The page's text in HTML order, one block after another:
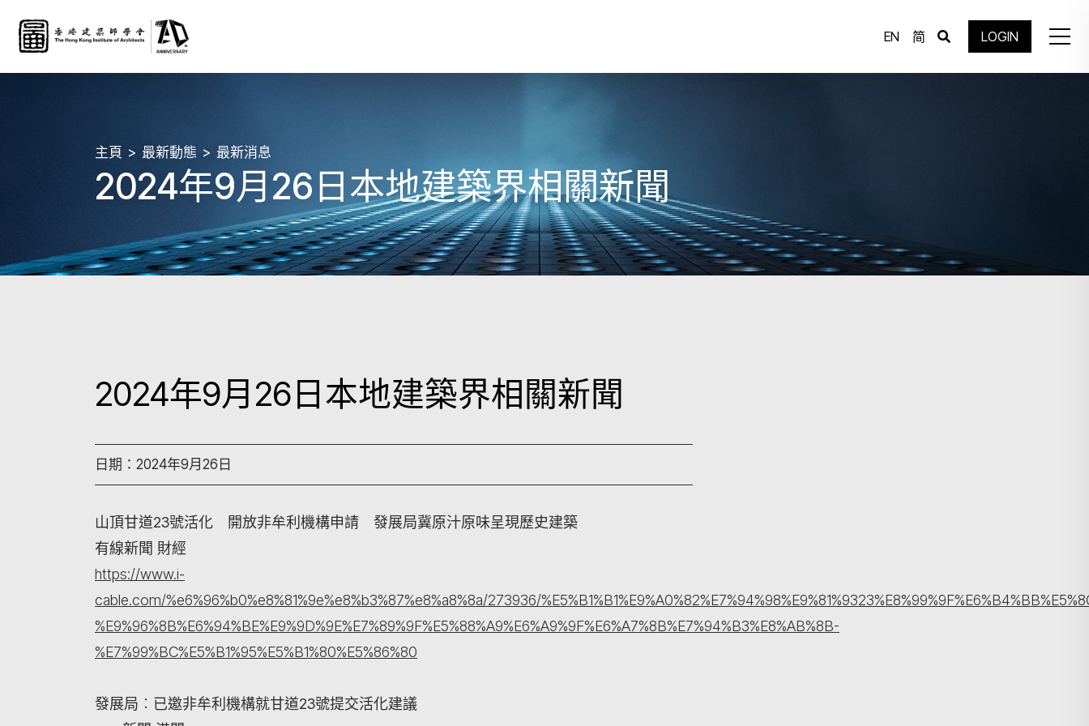
EN 简 LOGIN
主頁 最新動態 最新消息
2024年9月26日本地建築界相關新聞
2024年9月26日本地建築界相關新聞
日期：2024年9月26日
山頂甘道23號活化 開放非牟利機構申請 發展局冀原汁原味呈現歷史建築
有線新聞 財經
https://www.i-
cable.com/%e6%96%b0%e8%81%9e%e8%b3%87%e8%a8%8a/273936/
%E9%96%8B%E6%94%BE%E9%9D%9E%E7%89%9F%E5%88%A9%E6%A9%9F%E6%A7%8B%E7%94%B3%E8%AB%8B-
%E7%99%BC%E5%B1%95%E5%B1%80%E5%86%80
發展局︰已邀非牟利機構就甘道23號提交活化建議